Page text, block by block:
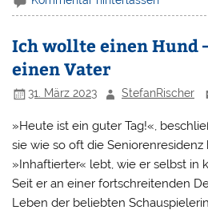
Ich wollte einen Hund
einen Vater
31. März 2023 StefanRischer
»Heute ist ein guter Tag!«,
sie wie so oft die Seniorenresidenz
»Inhaftierter« lebt, wie er selbst in
Seit er an einer fortschreitenden
Leben der beliebten